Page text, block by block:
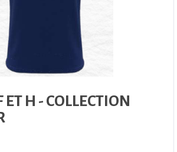
ET H - COLLECTION